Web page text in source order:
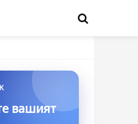
вашият